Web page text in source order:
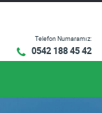
Telefon Numaramız:
0542 188 45 42